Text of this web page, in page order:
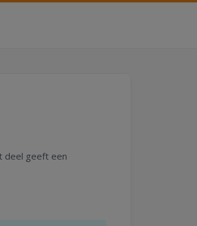
deel geeft een